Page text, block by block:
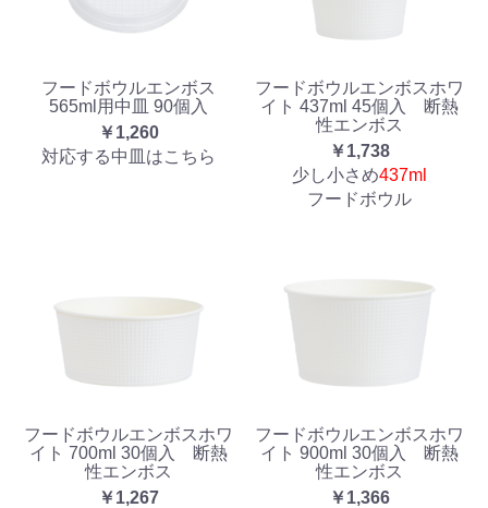
フードボウルエンボス
565ml用中皿 90個入
￥1,260
対応する中皿はこちら
フードボウルエンボスホワ
イト 437ml 45個入 断熱
性エンボス
￥1,738
少し小さめ437ml
フードボウル
フードボウルエンボスホワ
イト 700ml 30個入 断熱
性エンボス
￥1,267
フードボウルエンボスホワ
イト 900ml 30個入 断熱
性エンボス
￥1,366